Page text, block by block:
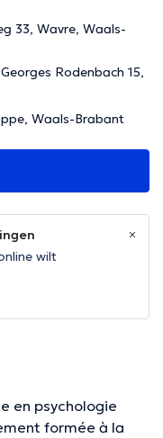
33, Wavre, Waals-
Rodenbach 15,
Waals-Brabant
wilt
en psychologie
formée à la